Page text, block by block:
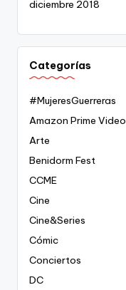
diciembre 2018
Categorías
#MujeresGuerreras
Amazon Prime Video
Arte
Benidorm Fest
CCME
Cine
Cine&Series
Cómic
Conciertos
DC